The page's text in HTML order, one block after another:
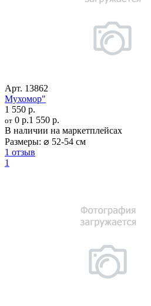
Арт. 13862
Мухомор"
1 550 р.
от 0 р.1 550 р.
В наличии на маркетплейсах
Размеры: ⌀ 52-54 см
1 отзыв
1